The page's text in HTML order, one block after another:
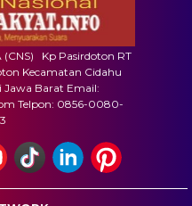
(CNS) Kp Pasirdoton RT
Kecamatan Cidahu
Barat Email:
Telpon: 0856-0080-